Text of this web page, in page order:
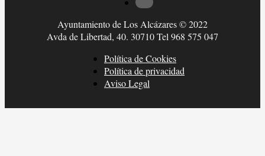
Ayuntamiento de Los Alcázares © 2022
Avda de Libertad, 40. 30710 Tel 968 575 047
Política de Cookies
Política de privacidad
Aviso Legal